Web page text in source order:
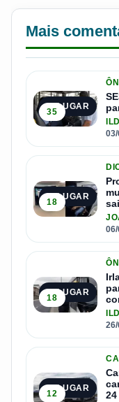
Mais
1º LUGAR
35
2º LUGAR
18
3º LUGAR
18
4º LUGAR
12